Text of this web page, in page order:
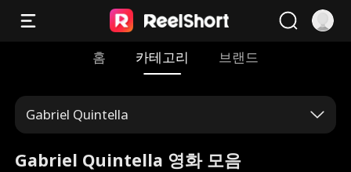
홈 카테고리 브랜드
Gabriel Quintella
Gabriel Quintella 영화 모음